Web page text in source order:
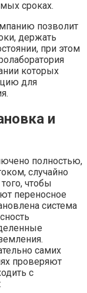
сроках.
позволит
держать
при этом
которых
для
и
полностью,
случайно
чтобы
переносное
система
самих
проверяют
с